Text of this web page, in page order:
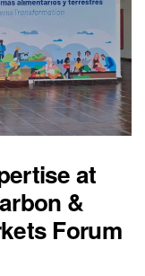
at
&
Forum